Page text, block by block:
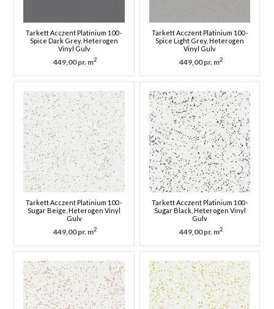
Tarkett Acczent Platinium 100 -
Spice Dark Grey, Heterogen
Vinyl Gulv
449,00 pr. m2
Tarkett Acczent Platinium 100 -
Spice Light Grey, Heterogen
Vinyl Gulv
449,00 pr. m2
Tarkett Acczent Platinium 100 -
Sugar Beige, Heterogen Vinyl
Gulv
449,00 pr. m2
Tarkett Acczent Platinium 100 -
Sugar Black, Heterogen Vinyl
Gulv
449,00 pr. m2